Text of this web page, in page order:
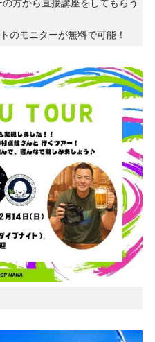
方から直接講座をしてもらう
のモニターが無料で可能！